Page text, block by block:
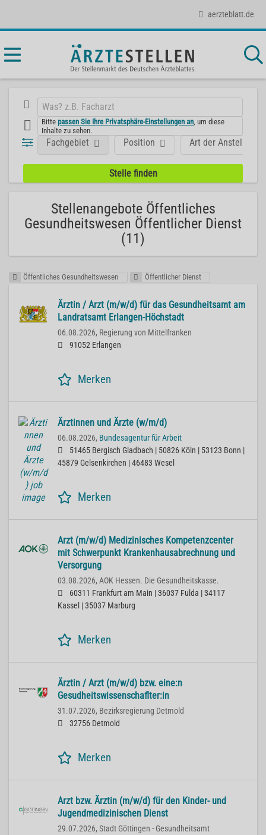
aerzteblatt.de
Bittepassen Sie Ihre Privatsphäre-Einstellungen an , um diese
Inhalte zu sehen.
Position
Fachgebiet Art der Anstellung
Stellenangebote Öffentliches
Gesundheitswesen Öffentlicher Dienst
(11)
Öffentliches Gesundheitswesen Öffentlicher Dienst
Ärztin / Arzt (m/w/d) für das Gesundheitsamt am
Landratsamt Erlangen-Höchstadt
06.08.2026, Regierung von Mittelfranken
91052 Erlangen
Merken
Ärztinnen und Ärzte (w/m/d)
06.08.2026, Bundesagentur für Arbeit
51465 Bergisch Gladbach | 50826 Köln | 53123 Bonn |
45879 Gelsenkirchen | 46483 Wesel
Merken
Arzt (m/w/d) Medizinisches Kompetenzcenter
mit Schwerpunkt Krankenhausabrechnung und
Versorgung
03.08.2026, AOK Hessen. Die Gesundheitskasse.
60311 Frankfurt am Main | 36037 Fulda | 34117
Kassel | 35037 Marburg
Merken
Ärztin / Arzt (m/w/d) bzw. eine:n
Gesudheitswissenschaflter:in
31.07.2026, Bezirksregierung Detmold
32756 Detmold
Merken
Arzt bzw. Ärztin (m/w/d) für den Kinder- und
Jugendmedizinischen Dienst
29.07.2026, Stadt Göttingen - Gesundheitsamt